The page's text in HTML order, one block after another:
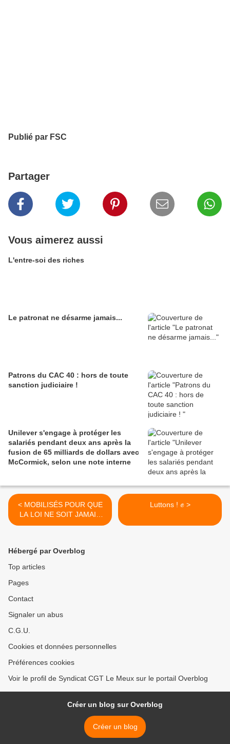
Publié par FSC
Partager
Vous aimerez aussi
L'entre-soi des riches
Le patronat ne désarme jamais...
Patrons du CAC 40 : hors de toute
sanction judiciaire !
Unilever s'engage à protéger les
salariés pendant deux ans après la
fusion de 65 milliards de dollars avec
McCormick, selon une note interne
< MOBILISÉS POUR QUE
LA LOI NE SOIT JAMAIS
APPLIQUÉE [Communiqué
Luttons ! ✊️ >
Hébergé par Overblog
Top articles
Pages
Contact
Signaler un abus
C.G.U.
Cookies et données personnelles
Préférences cookies
Voir le profil de Syndicat CGT Le Meux sur le portail Overblog
Créer un blog sur Overblog
Créer un blog